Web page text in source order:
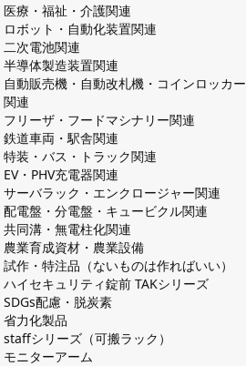
医療・福祉・介護関連
ロボット・自動化装置関連
二次電池関連
半導体製造装置関連
自動販売機・自動改札機・コインロッカー
関連
フリーザ・フードマシナリー関連
鉄道車両・駅舎関連
特装・バス・トラック関連
EV・PHV充電器関連
サーバラック・エンクロージャー関連
配電盤・分電盤・キュービクル関連
共同溝・無電柱化関連
農業育成資材・農業設備
試作・特注品（ないものは作ればいい）
ハイセキュリティ錠前 TAKシリーズ
SDGs配慮・脱炭素
省力化製品
staffシリーズ（可搬ラック）
モニターアーム